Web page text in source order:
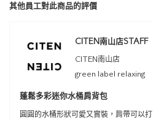
其他員工對此商品的評價
CITEN南山店STAFF
CITEN南山店
green label relaxing
蓬鬆多彩迷你水桶肩背包
圓圓的水桶形狀可愛又實裝，肩帶可以打